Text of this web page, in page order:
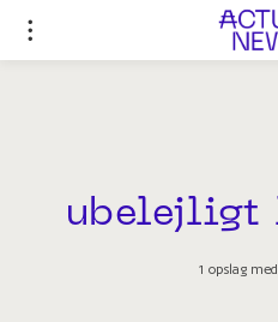
ubelejligt
1 opslag